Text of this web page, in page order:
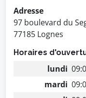
Adresse
97 boulevard du
77185 Lognes
Horaires
lundi
mardi